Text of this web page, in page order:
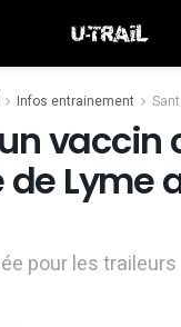
Infos entrainement
vaccin
Lyme
pour les traileurs